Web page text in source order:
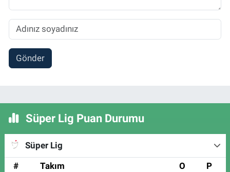
Gönder
Süper Lig Puan Durumu
Süper Lig
#
Takım O P